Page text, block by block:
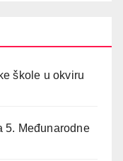
škole u okviru
5. Međunarodne